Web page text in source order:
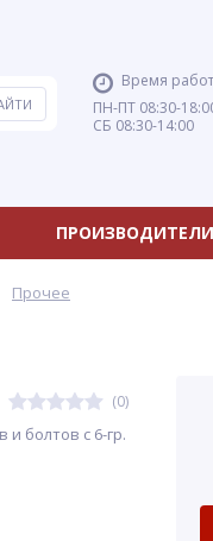
Время
ПН-ПТ 08:30-
СБ 08:30-14:00
ПРОИЗВОДИТЕЛИ
Прочее
(0)
болтов с 6-гр.